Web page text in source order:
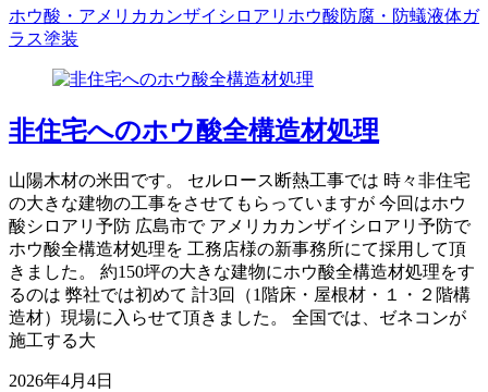
ホウ酸・アメリカカンザイシロアリ ホウ酸防腐・防蟻液体ガ
ラス塗装
非住宅へのホウ酸全構造材処理
山陽木材の米田です。 セルロース断熱工事では 時々非住宅
の大きな建物の工事をさせてもらっていますが 今回はホウ
酸シロアリ予防 広島市で アメリカカンザイシロアリ予防で
ホウ酸全構造材処理を 工務店様の新事務所にて採用して頂
きました。 約150坪の大きな建物にホウ酸全構造材処理をす
るのは 弊社では初めて 計3回（1階床・屋根材・１・２階構
造材）現場に入らせて頂きました。 全国では、ゼネコンが
施工する大
2026年4月4日